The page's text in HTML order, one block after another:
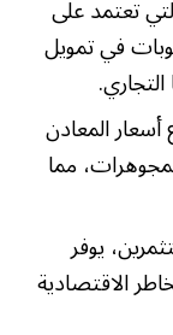
تعتمد على
في تمويل
أسعار المعادن
مما
يوفر
الاقتصادية